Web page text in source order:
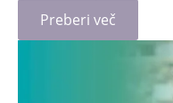
Preberi več